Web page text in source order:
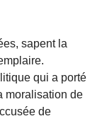
sapent la
qui a porté
moralisation de
de